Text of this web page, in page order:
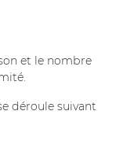
et le nombre
déroule suivant